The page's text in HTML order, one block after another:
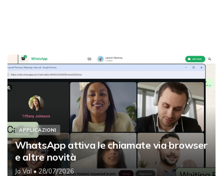
APPLICAZIONI
WhatsApp attiva le chiamate via browser
e altre novità
Jo Val• 28/07/2026